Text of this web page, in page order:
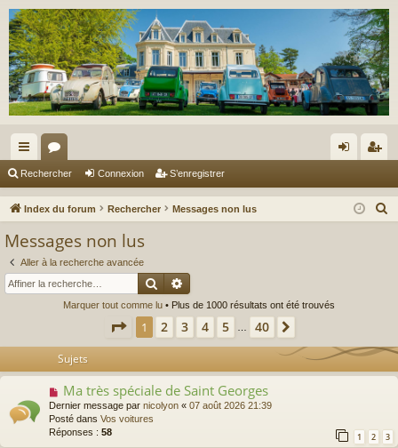
cc
ès
de
or
u ne nr
Rechercher Connexion S’enregistrer
Index du forum Rechercher Messages non lus
h
Messages non lus
Aller à la recherche avancée
Rechercher
Marquer tout comme lu • Plus de 1000 résultats ont été trouvés
Page 1sur 40
1 2 3 4 5 40
Sujets
N
v
Ma très spéciale de Saint Georges
Dernier message par nicolyon « 07 août 2026 21:39
Posté dans Vos voitures
Réponses : 58 1 2 3